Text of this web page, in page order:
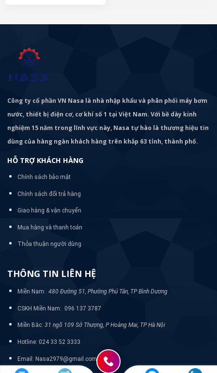
Công ty cổ phần VN Nasa là nhà nhập khẩu và phân phối máy bơm
nước, thiết bị điện cơ, cơ khí số 1 tại Việt Nam. Với bề dày kinh
nghiệm 15 năm trong lĩnh vực này, Nasa tự hào là thương hiệu tin
dùng của hàng ngàn khách hàng trên khắp 63 tỉnh, thành phố.
HỖ TRỢ KHÁCH HÀNG
Chính sách bảo mật
Chính sách đổi trả hàng
Giao hàng & vận chuyển
Mua hàng và thanh toán
Thỏa thuận người dùng
THÔNG TIN LIÊN HỆ
Miền Nam: 480 Đường 51, Phường Phú Tân, TP Bình Dương
CSKH Miền Nam: 096 137 3787
Miền Bắc: 31 ngõ 109 Sở Thượng, P Hoàng Mai, TP Hà Nội
Hotline: 024 33 52 3333
Email: Nasa2979@gmail.com